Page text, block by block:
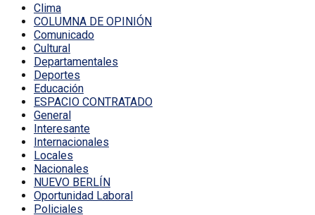
Clima
COLUMNA DE OPINIÓN
Comunicado
Cultural
Departamentales
Deportes
Educación
ESPACIO CONTRATADO
General
Interesante
Internacionales
Locales
Nacionales
NUEVO BERLÍN
Oportunidad Laboral
Policiales